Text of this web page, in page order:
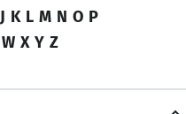
J K L M N O P
W X Y Z